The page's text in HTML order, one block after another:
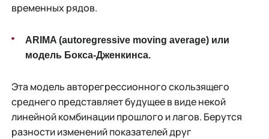
временных рядов.
ARIMA (autoregressive moving average) или
модель Бокса-Дженкинса.
Эта модель авторегрессионного скользящего
среднего представляет будущее в виде некой
линейной комбинации прошлого и лагов. Берутся
разности изменений показателей друг